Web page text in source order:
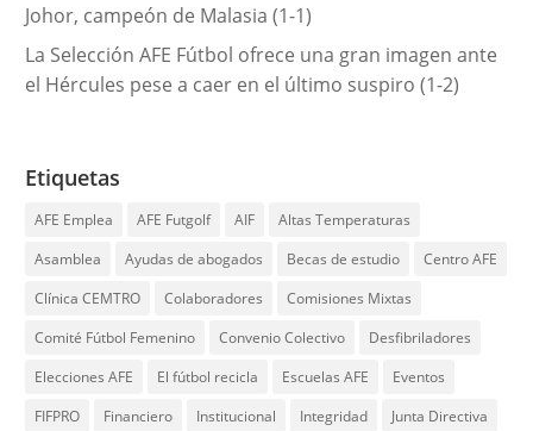
Johor, campeón de Malasia (1-1)
La Selección AFE Fútbol ofrece una gran imagen ante
el Hércules pese a caer en el último suspiro (1-2)
Etiquetas
AFE Emplea AFE Futgolf AIF
Altas Temperaturas
Asamblea
Ayudas de abogados Becas de estudio
Centro AFE
Clínica CEMTRO
Colaboradores
Comisiones Mixtas
Comité Fútbol Femenino
Convenio Colectivo
Desfibriladores
Elecciones AFE
El fútbol recicla Escuelas AFE
Eventos
FIFPRO
Financiero Institucional Integridad
Junta Directiva